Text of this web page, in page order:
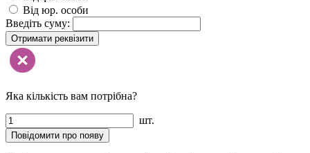
Від юр. особи
Введіть суму:
Отримати реквізити
Яка кількість вам потрібна?
шт.
Повідомити про появу